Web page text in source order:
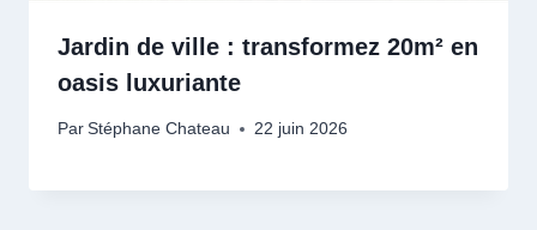
Jardin de ville : transformez 20m² en
oasis luxuriante
Par Stéphane Chateau 22 juin 2026